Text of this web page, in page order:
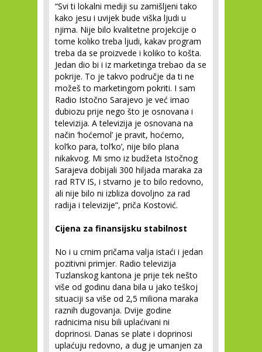
“Svi ti lokalni mediji su zamišljeni tako
kako jesu i uvijek bude viška ljudi u
njima. Nije bilo kvalitetne projekcije o
tome koliko treba ljudi, kakav program
treba da se proizvede i koliko to košta.
Jedan dio bi i iz marketinga trebao da se
pokrije. To je takvo područje da ti ne
možeš to marketingom pokriti. I sam
Radio Istočno Sarajevo je već imao
dubiozu prije nego što je osnovana i
televizija. A televizija je osnovana na
način ‘hoćemol’ je pravit, hoćemo,
kol’ko para, tol’ko’, nije bilo plana
nikakvog. Mi smo iz budžeta Istočnog
Sarajeva dobijali 300 hiljada maraka za
rad RTV IS, i stvarno je to bilo redovno,
ali nije bilo ni izbliza dovoljno za rad
radija i televizije”, priča Kostović.
Cijena za finansijsku stabilnost
No i u crnim pričama valja istaći i jedan
pozitivni primjer. Radio televizija
Tuzlanskog kantona je prije tek nešto
više od godinu dana bila u jako teškoj
situaciji sa više od 2,5 miliona maraka
raznih dugovanja. Dvije godine
radnicima nisu bili uplaćivani ni
doprinosi. Danas se plate i doprinosi
uplaćuju redovno, a dug je umanjen za